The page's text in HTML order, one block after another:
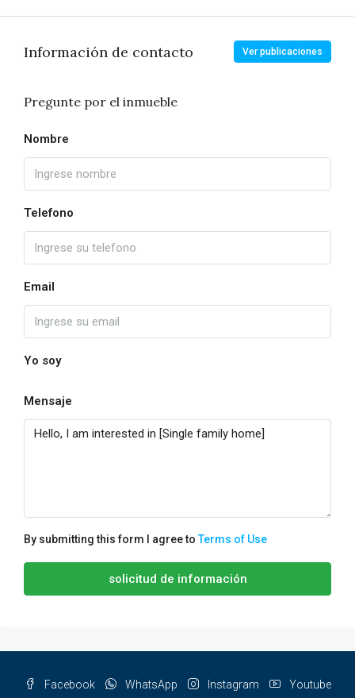
Información de contacto Ver publicaciones
Pregunte por el inmueble
Nombre
Telefono
Email
Yo soy
Mensaje
By submitting this form I agree toTerms of Use
solicitud de información
Facebook WhatsApp Instagram Youtube